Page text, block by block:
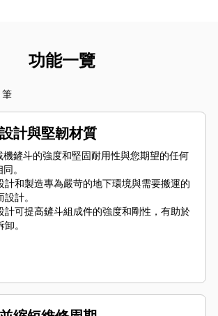
功能一覽
筆
計與堅韌材質
鏟斗的強度和堅固耐用性與您期望的任何
。
計和製造專為嚴苛的地下環境與需要搬運的
計。
計可提高鏟斗組成件的強度和剛性，有助於
。